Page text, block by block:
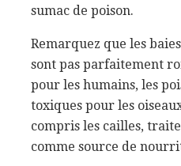
sumac de poison.
Remarquez que les
sont pas parfaitement
pour les humains, les
toxiques pour les
compris les cailles,
comme source de